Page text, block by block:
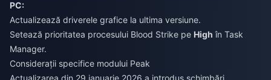
PC:
Actualizează driverele grafice la ultima versiune.
Setează prioritatea procesului Blood Strike pe High în Task
Manager.
Considerații specifice modului Peak
Actualizarea din 29 ianuarie 2026 a introdus schimbări